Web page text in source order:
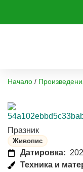
Начало /
Празник
Живопис
Датировка:
Техника и